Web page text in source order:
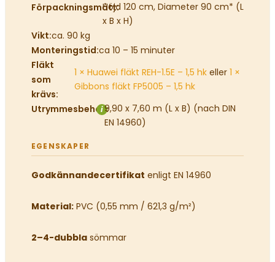
Förpackningsmått:Höjd 120 cm, Diameter 90 cm* (L
x B x H)
Vikt:ca. 90 kg
Monteringstid:ca 10 – 15 minuter
Fläkt
som
krävs:
1 × Huawei fläkt REH-1.5E – 1,5 hkeller 1 ×
Gibbons fläkt FP5005 – 1,5 hk
Utrymmesbehov:
i9,90 x 7,60 m (L x B) (nach DIN
EN 14960)
EGENSKAPER
Godkännandecertifikat enligt EN 14960
Material: PVC (0,55 mm / 621,3 g/m²)
2–4-dubbla sömmar